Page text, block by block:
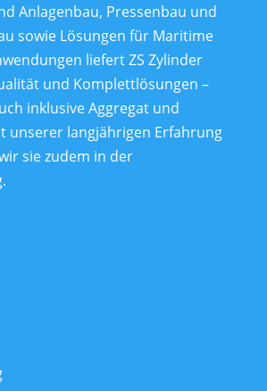
Anlagenbau, Pressenbau und
sowie Lösungen für Maritime
liefert ZS Zylinder
und Komplettlösungen –
inklusive Aggregat und
unserer langjährigen Erfahrung
sie zudem in der